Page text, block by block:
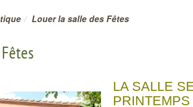
Louer la salle des Fêtes
LA SALLE
PRINTEMPS